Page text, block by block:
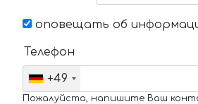
оповещать об
Телефон
+49
Пожалуйста, напишите Ваш